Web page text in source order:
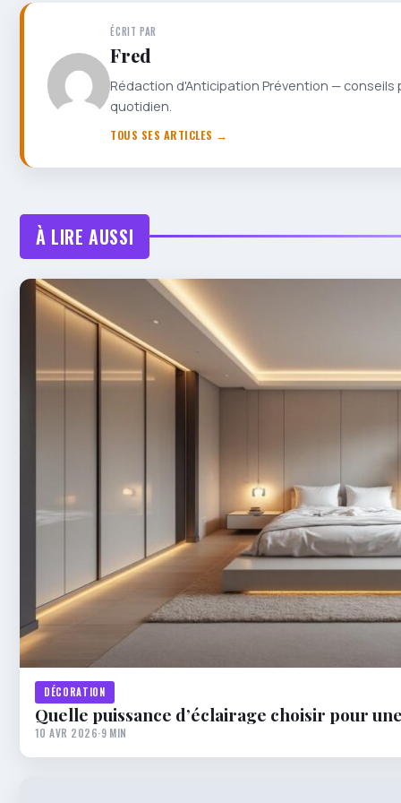
ÉCRIT PAR
Fred
Rédaction d'Anticipation Prévention —
quotidien.
TOUS SES ARTICLES →
À LIRE AUSSI
DÉCORATION
Quelle puissance d’éclairage choisir pour
10 AVR 2026·9 MIN